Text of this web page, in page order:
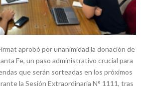
aprobó por unanimidad la donación de
Fe, un paso administrativo crucial para
que serán sorteadas en los próximos
la Sesión Extraordinaria N° 1111, tras